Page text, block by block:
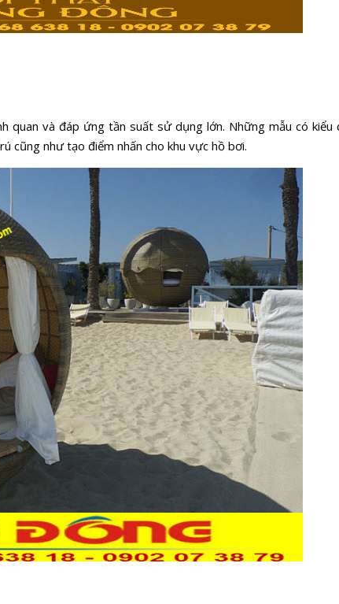
quan và đáp ứng tần suất sử dụng lớn. Những mẫu có kiểu
cũng như tạo điểm nhấn cho khu vực hồ bơi.